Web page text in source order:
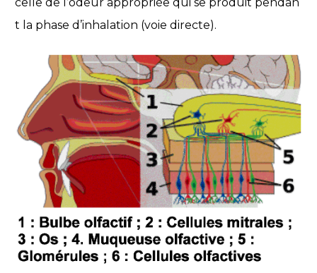
t la phase d’inhalation (voie directe).